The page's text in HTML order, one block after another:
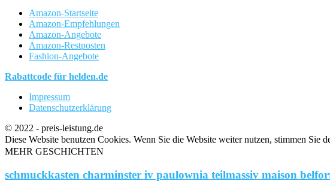
Amazon-Startseite
Amazon-Empfehlungen
Amazon-Angebote
Amazon-Restposten
Fashion-Angebote
Rabattcode für helden.de
Impressum
Datenschutzerklärung
© 2022 - preis-leistung.de
Diese Website benutzen Cookies. Wenn Sie die Website weiter nutzen, stimmen Sie
MEHR GESCHICHTEN
schmuckkasten charminster iv paulownia teilmassiv maison